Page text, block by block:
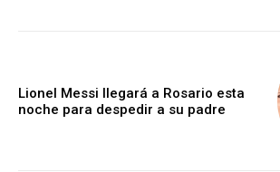
Lionel Messi llegará a Rosario esta
noche para despedir a su padre